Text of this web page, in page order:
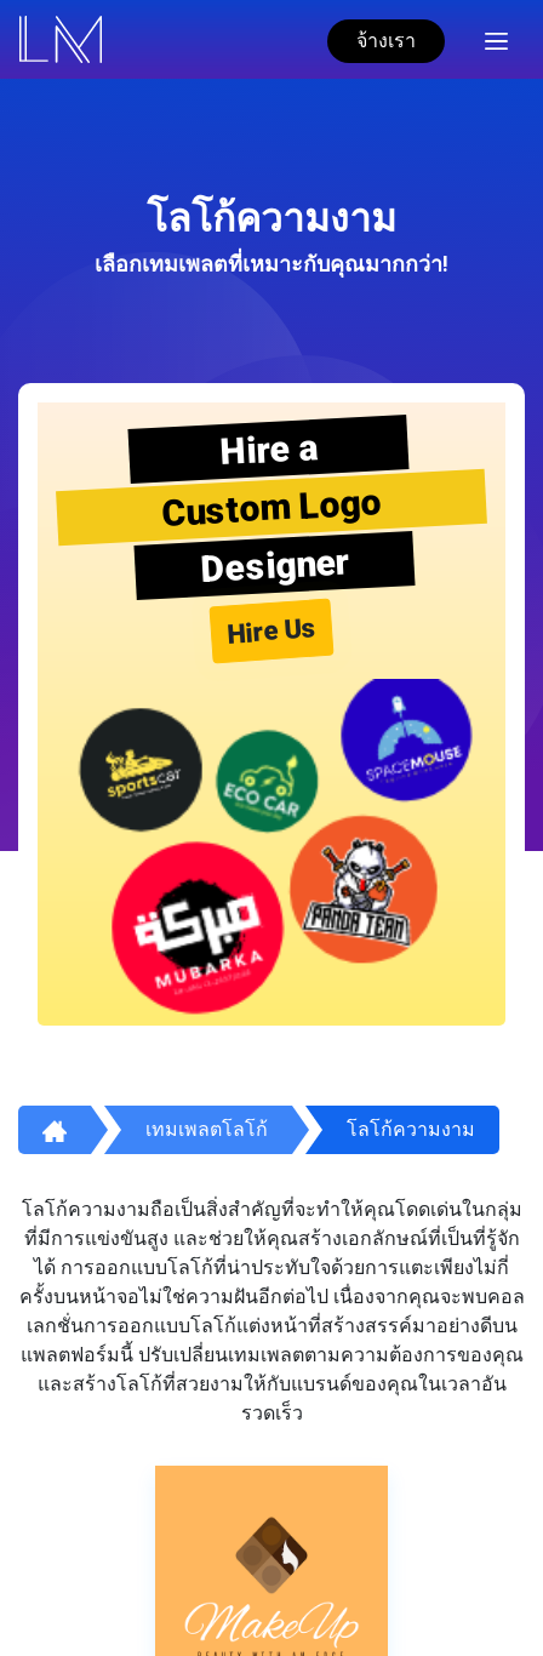
จ้างเรา
โลโก้ความงาม
เลือกเทมเพลตที่เหมาะกับคุณมากกว่า!
Hire a
Custom Logo
Designer
Hire Us
เทมเพลตโลโก้ โลโก้ความงาม
โลโก้ความงามถือเป็นสิ่งสำคัญที่จะทำให้คุณโดดเด่นในกลุ่ม
ที่มีการแข่งขันสูง และช่วยให้คุณสร้างเอกลักษณ์ที่เป็นที่รู้จัก
ได้ การออกแบบโลโก้ที่น่าประทับใจด้วยการแตะเพียงไม่กี่
ครั้งบนหน้าจอไม่ใช่ความฝันอีกต่อไป เนื่องจากคุณจะพบคอล
เลกชั่นการออกแบบโลโก้แต่งหน้าที่สร้างสรรค์มาอย่างดีบน
แพลตฟอร์มนี้ ปรับเปลี่ยนเทมเพลตตามความต้องการของคุณ
และสร้างโลโก้ที่สวยงามให้กับแบรนด์ของคุณในเวลาอัน
รวดเร็ว